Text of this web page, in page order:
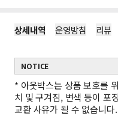
상세내역 운영방침 리뷰
NOTICE
* 아웃박스는 상품 보호를
치 및 구겨짐, 변색 등이 포
교환 사유가 될 수 없습니다.